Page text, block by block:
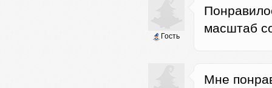
Гость
масштаб
Мне